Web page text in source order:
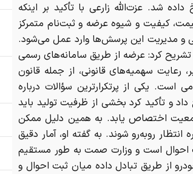
شد. عزت‌الله زارعی با تأکید بر اینکه
کیفیت و شیوه عرضه و ثبت‌نام متمرکز
و مدیریت این پرسش‌ها وارد عمل می‌شود.
کرد: عرضه از طریق سامانه‌های رسمی
رعایت سهمیه‌های قانونی، از جمله قانون
است. یکی از پرتکرارترین سؤالات درباره
و تأکید کرد بخشی از ظرفیت تولید باید
اختصاص یابد. به همین دلیل ممکن
روبه‌رو شوند. به گفته او، آمار دقیق
احوال است و وزارت صمت به طور مستقیم
از طریق تبادل داده میان ثبت احوال و